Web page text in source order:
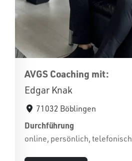
AVGS Coaching mit:
Edgar Knak
71032 Böblingen
Durchführung
online, persönlich, telefonisch